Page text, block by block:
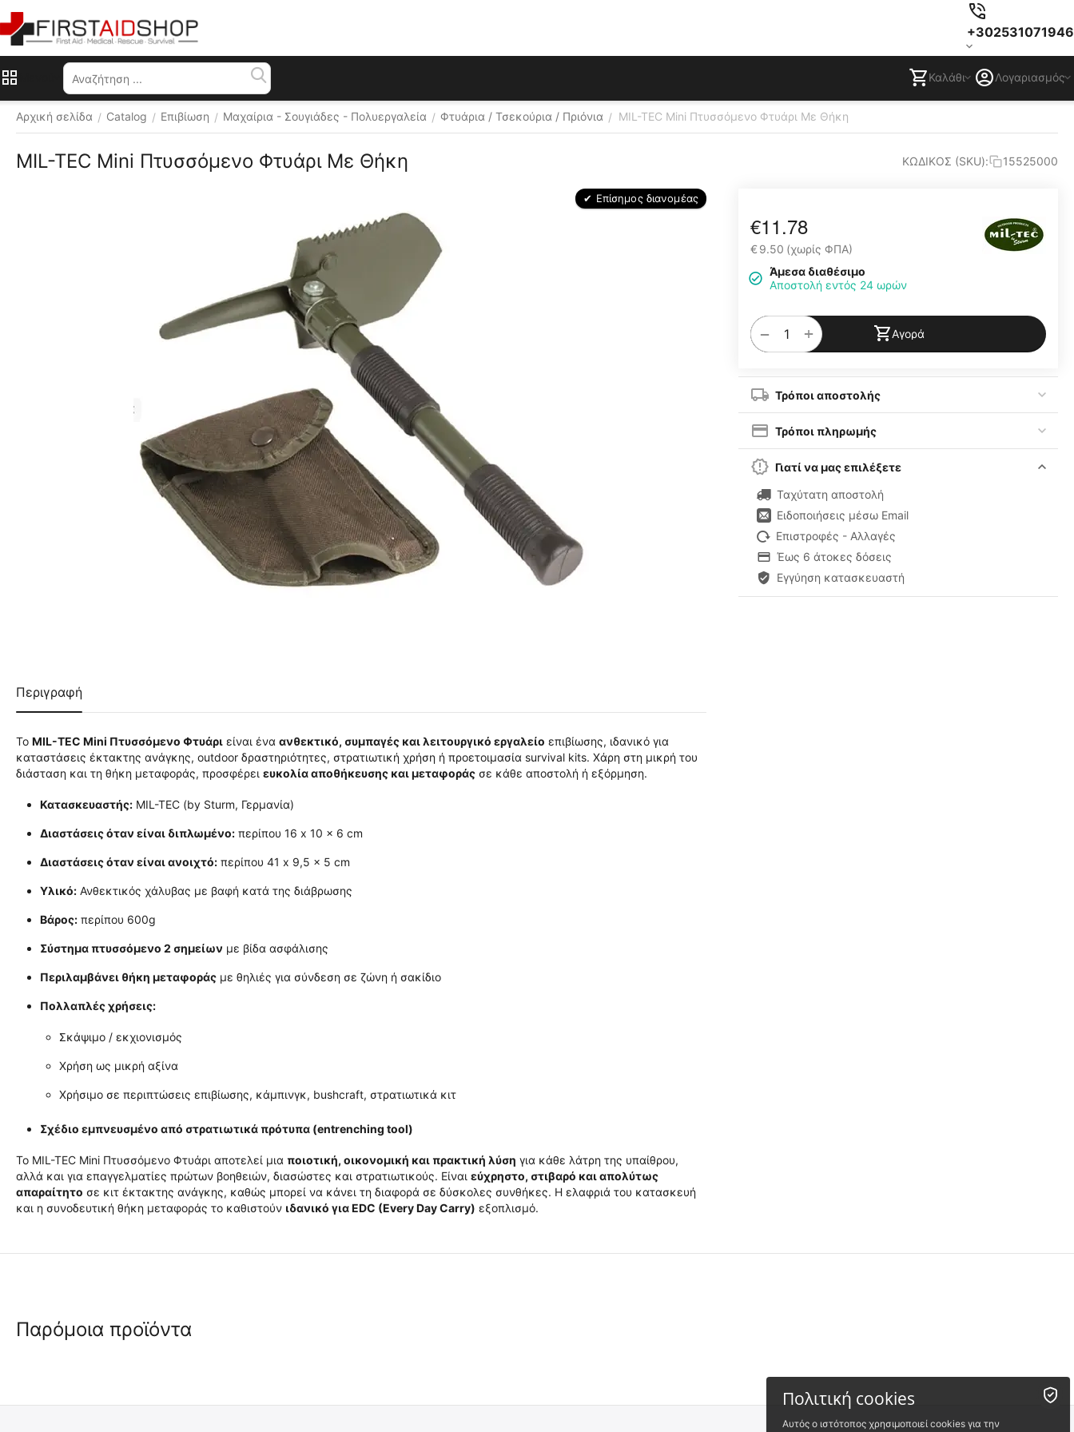
+302531071946
Καλάθι Λογαριασμός
Αρχική σελίδα / Catalog / Επιβίωση / Μαχαίρια - Σουγιάδες - Πολυεργαλεία / Φτυάρια / Τσεκούρια / Πριόνια / MIL-TEC Μini Πτυσσόμενο Φτυάρι Με Θήκη
MIL-TEC Μini Πτυσσόμενο Φτυάρι Με Θήκη ΚΩΔΙΚΟΣ (SKU): 15525000
✔ Επίσημος διανομέας
€11.78
€9.50 (χωρίς ΦΠΑ)
Άμεσα διαθέσιμο
Αποστολή εντός 24 ωρών
+
− Αγορά
Τρόποι αποστολής
Τρόποι πληρωμής
Γιατί να μας επιλέξετε
Ταχύτατη αποστολή
Ειδοποιήσεις μέσω Email
Επιστροφές - Αλλαγές
Έως 6 άτοκες δόσεις
Εγγύηση κατασκευαστή
Περιγραφή
Το MIL-TEC Mini Πτυσσόμενο Φτυάρι είναι ένα ανθεκτικό, συμπαγές και λειτουργικό εργαλείο επιβίωσης, ιδανικό για
καταστάσεις έκτακτης ανάγκης, outdoor δραστηριότητες, στρατιωτική χρήση ή προετοιμασία survival kits. Χάρη στη μικρή του
διάσταση και τη θήκη μεταφοράς, προσφέρει ευκολία αποθήκευσης και μεταφοράς σε κάθε αποστολή ή εξόρμηση.
Κατασκευαστής: MIL-TEC (by Sturm, Γερμανία)
Διαστάσεις όταν είναι διπλωμένο: περίπου 16 x 10 x 6 cm
Διαστάσεις όταν είναι ανοιχτό: περίπου 41 x 9,5 x 5 cm
Υλικό: Ανθεκτικός χάλυβας με βαφή κατά της διάβρωσης
Βάρος: περίπου 600g
Σύστημα πτυσσόμενο 2 σημείων με βίδα ασφάλισης
Περιλαμβάνει θήκη μεταφοράς με θηλιές για σύνδεση σε ζώνη ή σακίδιο
Πολλαπλές χρήσεις:
Σκάψιμο / εκχιονισμός
Χρήση ως μικρή αξίνα
Χρήσιμο σε περιπτώσεις επιβίωσης, κάμπινγκ, bushcraft, στρατιωτικά κιτ
Σχέδιο εμπνευσμένο από στρατιωτικά πρότυπα (entrenching tool)
Το MIL-TEC Mini Πτυσσόμενο Φτυάρι αποτελεί μια ποιοτική, οικονομική και πρακτική λύση για κάθε λάτρη της υπαίθρου,
αλλά και για επαγγελματίες πρώτων βοηθειών, διασώστες και στρατιωτικούς. Είναι εύχρηστο, στιβαρό και απολύτως
απαραίτητο σε κιτ έκτακτης ανάγκης, καθώς μπορεί να κάνει τη διαφορά σε δύσκολες συνθήκες. Η ελαφριά του κατασκευή
και η συνοδευτική θήκη μεταφοράς το καθιστούν ιδανικό για EDC (Every Day Carry) εξοπλισμό.
Παρόμοια προϊόντα
Πολιτική cookies
Αυτός ο ιστότοπος χρησιμοποιεί cookies για την